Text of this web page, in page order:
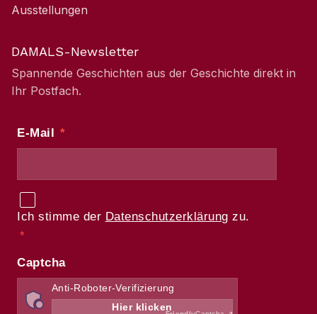
Ausstellungen
DAMALS-Newsletter
Spannende Geschichten aus der Geschichte direkt in
Ihr Postfach.